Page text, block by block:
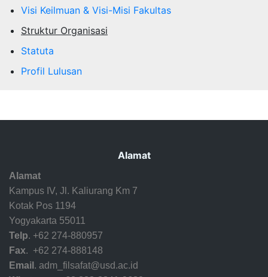
Visi Keilmuan & Visi-Misi Fakultas
Struktur Organisasi
Statuta
Profil Lulusan
Alamat
Alamat
Kampus IV, Jl. Kaliurang Km 7
Kotak Pos 1194
Yogyakarta 55011
Telp. +62 274-880957
Fax. +62 274-888148
Email . adm_filsafat@usd.ac.id